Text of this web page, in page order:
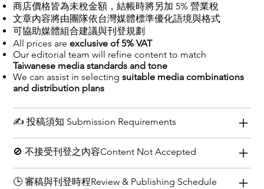
​​​​​​商店價格皆為未稅金額，結帳時將另加 5% 營業稅
文章內容將由團隊依台灣媒體標準優化語境與格式
可協助媒體組合建議與刊登規劃
All prices areexclusive of 5% VAT
Our editorial team will refine content to match
Taiwanese media standards and tone
We can assist in selectingsuitable media combinations
and distribution plans
✍️ 投稿須知 Submission Requirements
🚫 不接受刊登之內容Content Not Accepted
🕒 審稿與刊登時程Review & Publishing Schedule